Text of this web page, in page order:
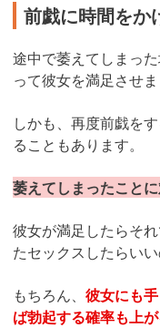
前戯に時間をか
途中で萎えてしまっ
って彼女を満足させま
しかも、再度前戯を
ることもあります。
萎えてしまったこと
彼女が満足したらそ
たセックスしたらいい
もちろん、 彼女にも
ば勃起する確率も上が